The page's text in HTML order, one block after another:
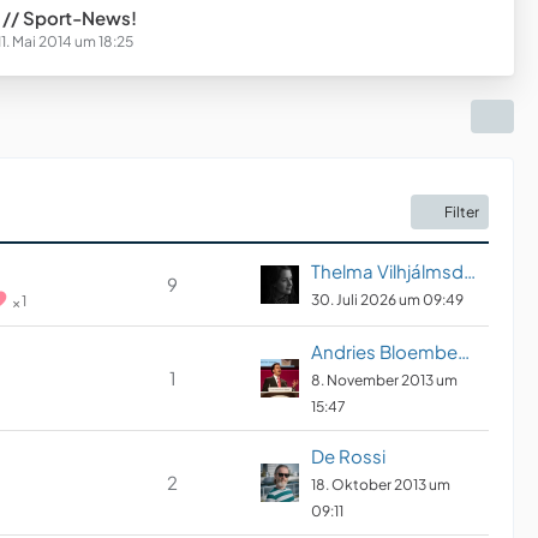
// Sport-News!
Mai 2014 um 18:25
Filter
1
9
Thelma Vilhjálmsdóttir
30. Juli 2026 um 09:49
1
Andries Bloembeek
8. November 2013 um
15:47
2
De Rossi
18. Oktober 2013 um
09:11